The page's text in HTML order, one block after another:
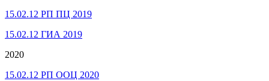
15.02.12 РП ПЦ 2019
15.02.12 ГИА 2019
2020
15.02.12 РП ООЦ 2020